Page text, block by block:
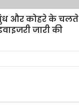
और कोहरे के चलते
जारी की